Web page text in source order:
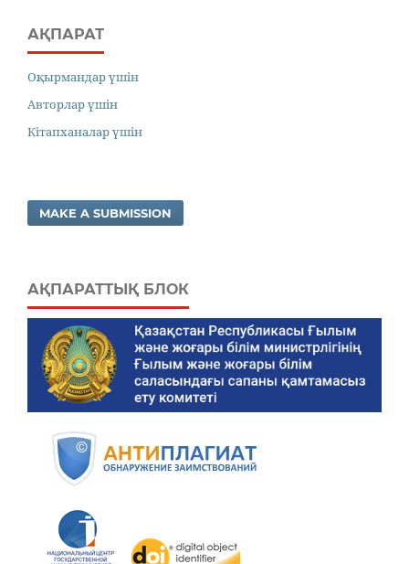
АҚПАРАТ
Оқырмандар үшін
Авторлар үшін
Кітапханалар үшін
MAKE A SUBMISSION
АҚПАРАТТЫҚ БЛОК